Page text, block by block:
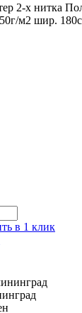
2-х нитка
м2 шир.
в 1 клик